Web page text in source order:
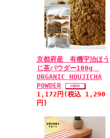
京都府産 有機宇治ほう
じ茶パウダー100g
ORGANIC HOUJICHA
POWDER
1,172円(税込 1,290
円)